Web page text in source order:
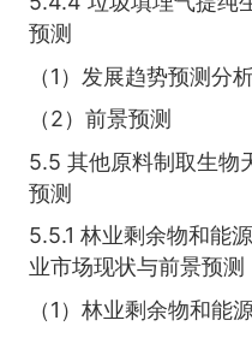
预测
（1）发展趋势预测分
（2）前景预测
5.5 其他原料制取生物
预测
5.5.1 林业剩余物和能
业市场现状与前景预测
（1）林业剩余物和能